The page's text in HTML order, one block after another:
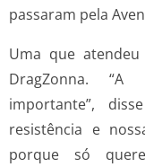
passaram pela
Uma que
DragZonna.
importante”,
resistência e
porque só